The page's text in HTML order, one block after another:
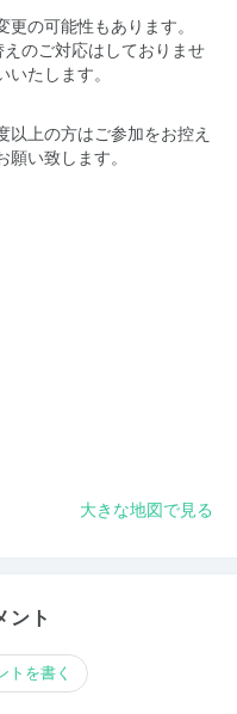
更の可能性もあります。
のご対応はしておりませ
たします。
以上の方はご参加をお控え
い致します。
大きな地図で見る
ント
トを書く